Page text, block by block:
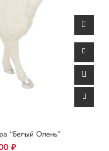
“Белый Олень”
₽